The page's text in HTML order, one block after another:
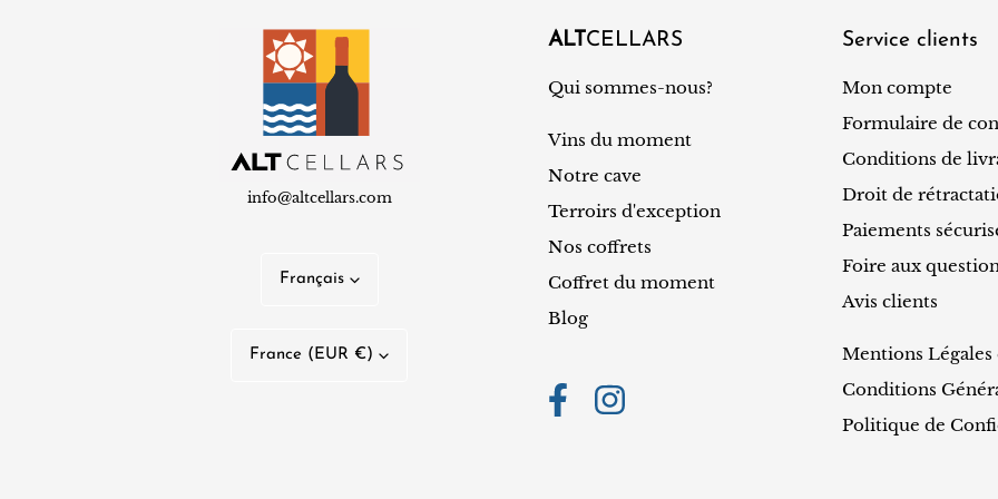
info@altcellars.com
Français
France (EUR €)
ALT CELLARS
Qui sommes-nous?
Vins du moment
Notre cave
Terroirs d'exception
Nos coffrets
Coffret du moment
Blog
Service clients
Mon compte
Formulaire de
Conditions de
Droit de
Paiements
Foire aux
Avis clients
Mentions
Conditions
Politique de